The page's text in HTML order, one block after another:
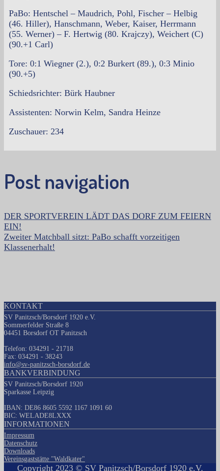
PaBo: Hentschel – Maudrich, Pohl, Fischer – Helbig
(46. Hiller), Hanschmann, Weber, Kaiser, Herrmann
(55. Werner) – F. Hertwig (80. Krajczy), Weichert (C)
(90.+1 Carl)
Tore: 0:1 Wiegner (2.), 0:2 Burkert (89.), 0:3 Minio
(90.+5)
Schiedsrichter: Bürk Haubner
Assistenten: Norwin Kelm, Sandra Heinze
Zuschauer: 234
Post navigation
DER SPORTVEREIN LÄDT DAS DORF ZUM FEIERN
EIN!
Zweiter Matchball sitzt: PaBo schafft vorzeitigen
Klassenerhalt!
KONTAKT
SV Panitzsch/Borsdorf 1920 e.V.
Sommerfelder Straße 8
04451 Borsdorf OT Panitzsch
Telefon: 034291 - 21718
Fax: 034291 - 38243
info@sv-panitzsch-borsdorf.de
BANKVERBINDUNG
SV Panitzsch/Borsdorf 1920
Sparkasse Leipzig
IBAN: DE86 8605 5592 1167 1091 60
BIC: WELADE8LXXX
INFORMATIONEN
Impressum
Datenschutz
Downloads
Vereinsgaststätte "Waldkater"
Copyright 2023 © SV Panitzsch/Borsdorf 1920 e.V.